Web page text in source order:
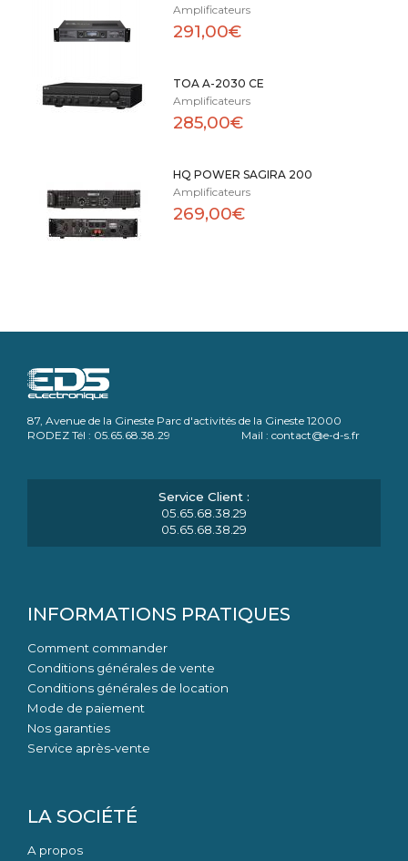
Amplificateurs
291,00€
TOA A-2030 CE
Amplificateurs
285,00€
HQ POWER SAGIRA 200
Amplificateurs
269,00€
87, Avenue de la Gineste Parc d'activités de la Gineste 12000
RODEZ Tél : 05.65.68.38.29 Mail : contact@e-d-s.fr
05.65.68.38.29
05.65.68.38.29
INFORMATIONS PRATIQUES
Comment commander
Conditions générales de vente
Conditions générales de location
Mode de paiement
Nos garanties
Service après-vente
LA SOCIÉTÉ
A propos